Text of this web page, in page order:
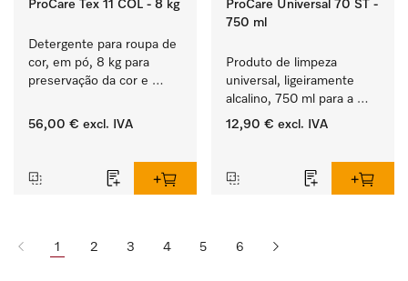
ProCare Tex 11 COL - 8 kg
Detergente para roupa de
cor, em pó, 8 kg para
preservação da cor e
56,00 € excl. IVA
ProCare Universal 70 ST -
750 ml
Produto de limpeza
universal, ligeiramente
alcalino, 750 ml para a
remoção delicada de
12,90 € excl. IVA
1 2 3 4 5 6